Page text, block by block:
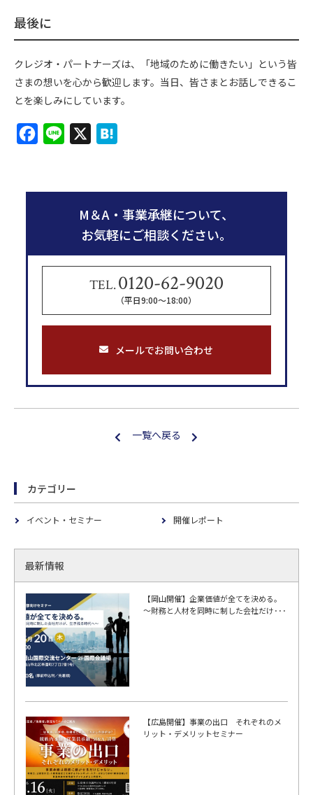
最後に
クレジオ・パートナーズは、「地域のために働きたい」という皆
さまの想いを心から歓迎します。当日、皆さまとお話しできるこ
とを楽しみにしています。
e
o
e
e
n
a
M＆A・事業承継について、
お気軽にご相談ください。
TEL.0120-62-9020
（平日9:00〜18:00）
メールでお問い合わせ
一覧へ戻る
カテゴリー
イベント・セミナー 開催レポート
最新情報
【岡山開催】企業価値が全てを決める。
～財務と人材を同時に制した会社だけ･･･
【広島開催】事業の出口 それぞれのメ
リット・デメリットセミナー